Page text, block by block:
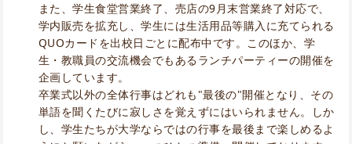
また、学生食堂営業終了、売店の9月末営業終了対応で、
学内販売を拡充し、学生には生活用品等購入に充てられる
QUOカードを出校日ごとに配布中です。このほか、学
生・教職員の交流機会でもあるランチパーティーの開催を
企画しています。
卒業式以外の全体行事はどれも"最後の"開催となり、その
単語を聞くたびに寂しさを覚えずにはいられません。しか
し、学生たちが大学ならではの行事を最後まで楽しめるよ